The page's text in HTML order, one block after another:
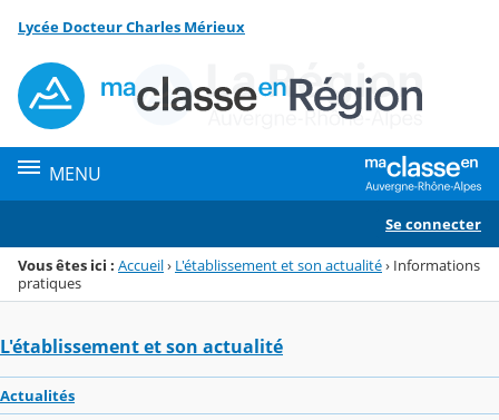
Menu de la rubrique
Contenu
Lycée Docteur Charles Mérieux
MENU
Se connecter
Vous êtes ici : Accueil› L'établissement et son actualité› Informations
pratiques
L'établissement et son actualité
Actualités